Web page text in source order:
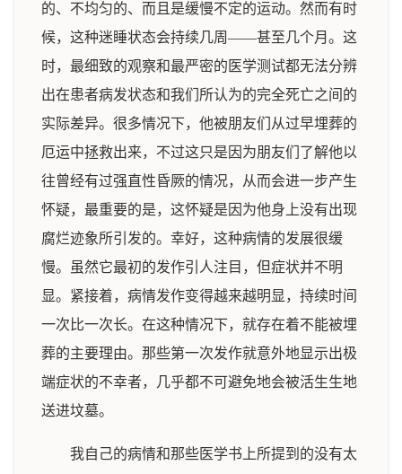
的、不均匀的、而且是缓慢不定的运动。然而有时
候，这种迷睡状态会持续几周——甚至几个月。这
时，最细致的观察和最严密的医学测试都无法分辨
出在患者病发状态和我们所认为的完全死亡之间的
实际差异。很多情况下，他被朋友们从过早埋葬的
厄运中拯救出来，不过这只是因为朋友们了解他以
往曾经有过强直性昏厥的情况，从而会进一步产生
怀疑，最重要的是，这怀疑是因为他身上没有出现
腐烂迹象所引发的。幸好，这种病情的发展很缓
慢。虽然它最初的发作引人注目，但症状并不明
显。紧接着，病情发作变得越来越明显，持续时间
一次比一次长。在这种情况下，就存在着不能被埋
葬的主要理由。那些第一次发作就意外地显示出极
端症状的不幸者，几乎都不可避免地会被活生生地
送进坟墓。
我自己的病情和那些医学书上所提到的没有太